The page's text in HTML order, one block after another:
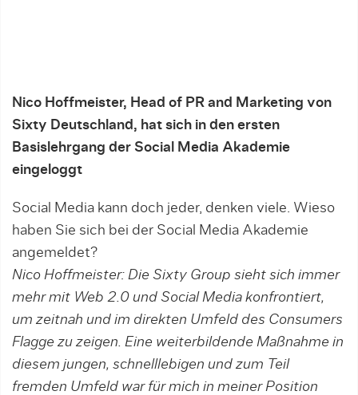
Nico Hoffmeister, Head of PR and Marketing von
Sixty Deutschland, hat sich in den ersten
Basislehrgang der Social Media Aka­demie
eingeloggt
Social Media kann doch jeder, denken viele. Wieso
haben Sie sich bei der Social Media Akademie
angemeldet?
Nico Hoffmeister: Die Sixty Group sieht sich immer
mehr mit Web 2.0 und Social Media konfrontiert,
um zeitnah und im direkten Umfeld des Consumers
Flagge zu zeigen. Eine weiterbildende Maßnahme in
diesem jungen, schnelllebigen und zum Teil
fremden Um­feld war für mich in meiner Position